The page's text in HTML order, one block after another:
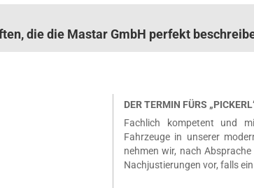
die die Mastar GmbH perfekt
DER TERMIN FÜRS
Fachlich kompetent und
Fahrzeuge in unserer
nehmen wir, nach
Nachjustierungen vor, falls